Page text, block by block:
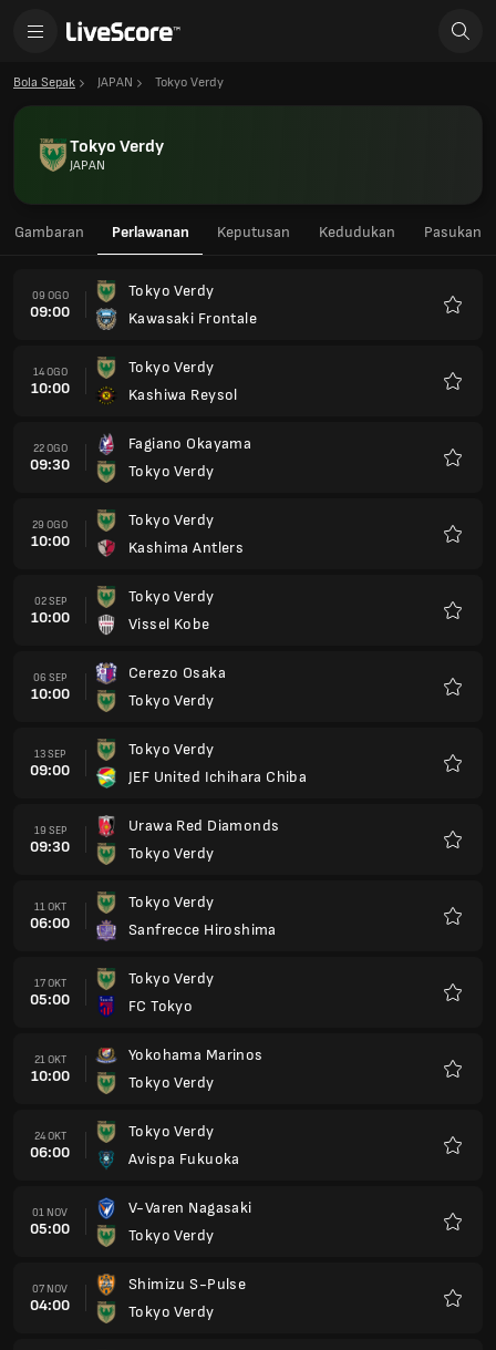
Bola Sepak JAPAN Tokyo Verdy
Tokyo Verdy
JAPAN
Gambaran Perlawanan Keputusan Kedudukan Pasukan
09 OGO
09:00
Tokyo Verdy
Kawasaki Frontale
14 OGO
10:00
Tokyo Verdy
Kashiwa Reysol
22 OGO
09:30
Fagiano Okayama
Tokyo Verdy
29 OGO
10:00
Tokyo Verdy
Kashima Antlers
02 SEP
10:00
Tokyo Verdy
Vissel Kobe
06 SEP
10:00
Cerezo Osaka
Tokyo Verdy
13 SEP
09:00
Tokyo Verdy
JEF United Ichihara Chiba
19 SEP
09:30
Urawa Red Diamonds
Tokyo Verdy
11 OKT
06:00
Tokyo Verdy
Sanfrecce Hiroshima
17 OKT
05:00
Tokyo Verdy
FC Tokyo
21 OKT
10:00
Yokohama Marinos
Tokyo Verdy
24 OKT
06:00
Tokyo Verdy
Avispa Fukuoka
01 NOV
05:00
V-Varen Nagasaki
Tokyo Verdy
07 NOV
04:00
Shimizu S-Pulse
Tokyo Verdy